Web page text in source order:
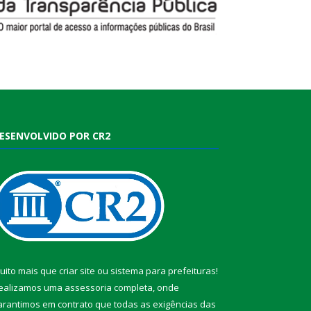
POR CR2
mais que criar site ou sistema para prefeituras!
uma assessoria completa, onde
em contrato que todas as exigências das